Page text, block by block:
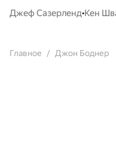
Джеф Сазерленд•Кен
Главное Джон Боднер